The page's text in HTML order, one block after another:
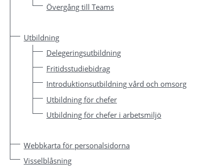
Övergång till Teams
Utbildning
Delegeringsutbildning
Fritidsstudiebidrag
Introduktionsutbildning vård och omsorg
Utbildning för chefer
Utbildning för chefer i arbetsmiljö
Webbkarta för personalsidorna
Visselblåsning